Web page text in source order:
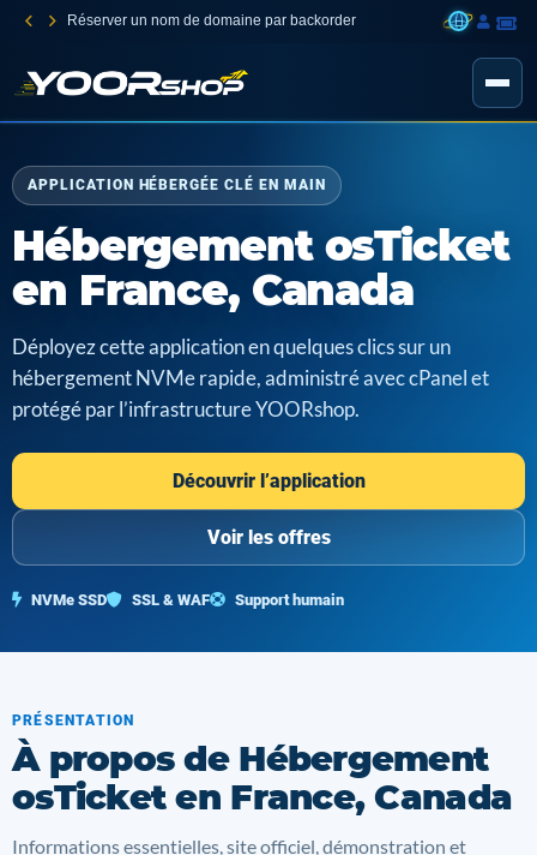
Réserver un nom de domaine par backorder
APPLICATION HÉBERGÉE CLÉ EN MAIN
Hébergement osTicket
en France, Canada
Déployez cette application en quelques clics sur un
hébergement NVMe rapide, administré avec cPanel et
protégé par l’infrastructure YOORshop.
Découvrir l’application
Voir les offres
NVMe SSD SSL & WAF Support humain
PRÉSENTATION
À propos de Hébergement
osTicket en France, Canada
Informations essentielles, site officiel, démonstration et